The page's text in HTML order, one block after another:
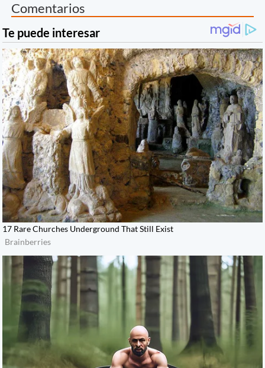
Comentarios